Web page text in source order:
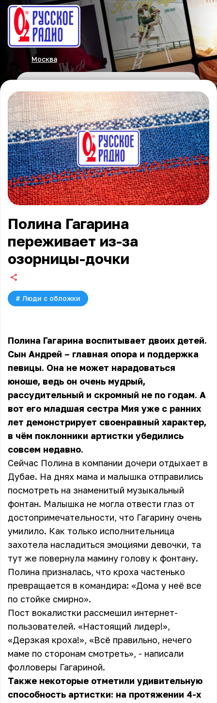
Москва
Полина Гагарина
переживает из-за
озорницы-дочки
# Люди с обложки
Полина Гагарина воспитывает двоих детей.
Сын Андрей – главная опора и поддержка
певицы. Она не может нарадоваться
юноше, ведь он очень мудрый,
рассудительный и скромный не по годам. А
вот его младшая сестра Мия уже с ранних
лет демонстрирует своенравный характер,
в чём поклонники артистки убедились
совсем недавно.
Сейчас Полина в компании дочери отдыхает в
Дубае. На днях мама и малышка отправились
посмотреть на знаменитый музыкальный
фонтан. Малышка не могла отвести глаз от
достопримечательности, что Гагарину очень
умилило. Как только исполнительница
захотела насладиться эмоциями девочки, та
тут же повернула мамину голову к фонтану.
Полина призналась, что кроха частенько
превращается в командира: «Дома у неё все
по стойке смирно».
Пост вокалистки рассмешил интернет-
пользователей. «Настоящий лидер!»,
«Дерзкая кроха!», «Всё правильно, нечего
маме по сторонам смотреть», - написали
фолловеры Гагариной.
Также некоторые отметили удивительную
способность артистки: на протяжении 4-х